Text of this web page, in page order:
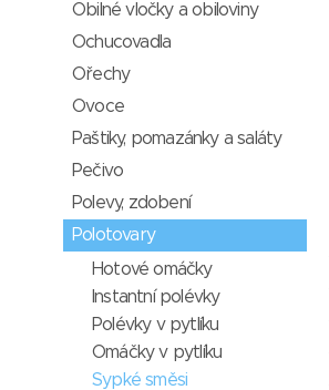
Obilné vločky a obiloviny
Ochucovadla
Ořechy
Ovoce
Paštiky, pomazánky a saláty
Pečivo
Polevy, zdobení
Polotovary
Hotové omáčky
Instantní polévky
Polévky v pytlíku
Omáčky v pytlíku
Sypké směsi